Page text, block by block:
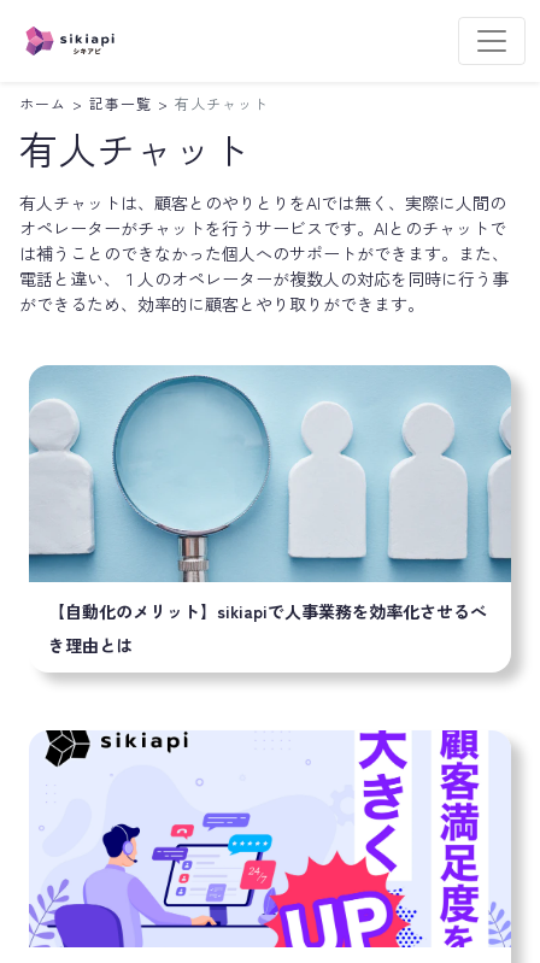
ホーム > 記事一覧 > 有人チャット
有人チャット
有人チャットは、顧客とのやりとりをAIでは無く、実際に人間の
オペレーターがチャットを行うサービスです。AIとのチャットで
は補うことのできなかった個人へのサポートができます。また、
電話と違い、１人のオペレーターが複数人の対応を同時に行う事
ができるため、効率的に顧客とやり取りができます。
【自動化のメリット】sikiapiで人事業務を効率化させるべ
き理由とは